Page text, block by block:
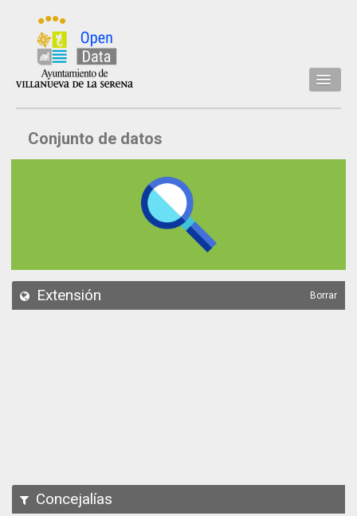
Inicio
Datos
API
Conjunto de datos
Extensión Borrar
Concejalías